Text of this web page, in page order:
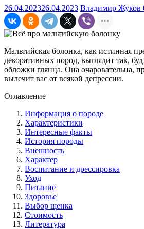
26.04.202326.04.2023 Владимир Жуков
Мальтийская болонка, как истинная
декоративных пород, выглядит так,
обложки глянца. Она очаровательна,
вылечит вас от всякой депрессии.
Оглавление
Информация о породе
Характеристики
Интересные факты
История породы
Внешность
Характер
Воспитание и дрессировка
Уход
Питание
Здоровье
Выбор щенка
Стоимость
Литература